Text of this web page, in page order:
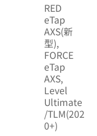
RED
eTap
AXS(新
型),
FORCE
eTap
AXS,
Level
Ultimate
/TLM(202
0+)